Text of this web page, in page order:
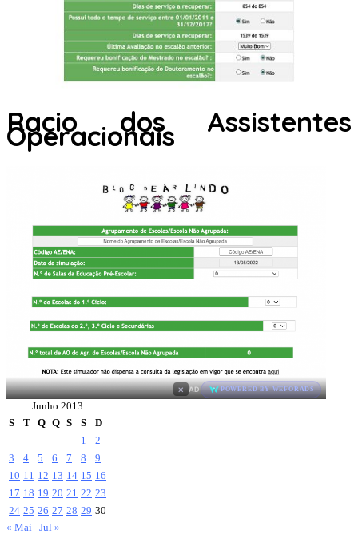
Racio dos Assistentes
Operacionais
× AD POWERED BY WEFORADS
Junho 2013
S
T Q Q S S
D
1
2
3
4 5 6 7 8
9
10 11 12 13 14 15 16
17 18 19 20 21 22 23
24 25 26 27 28 29 30
« Mai
Jul »